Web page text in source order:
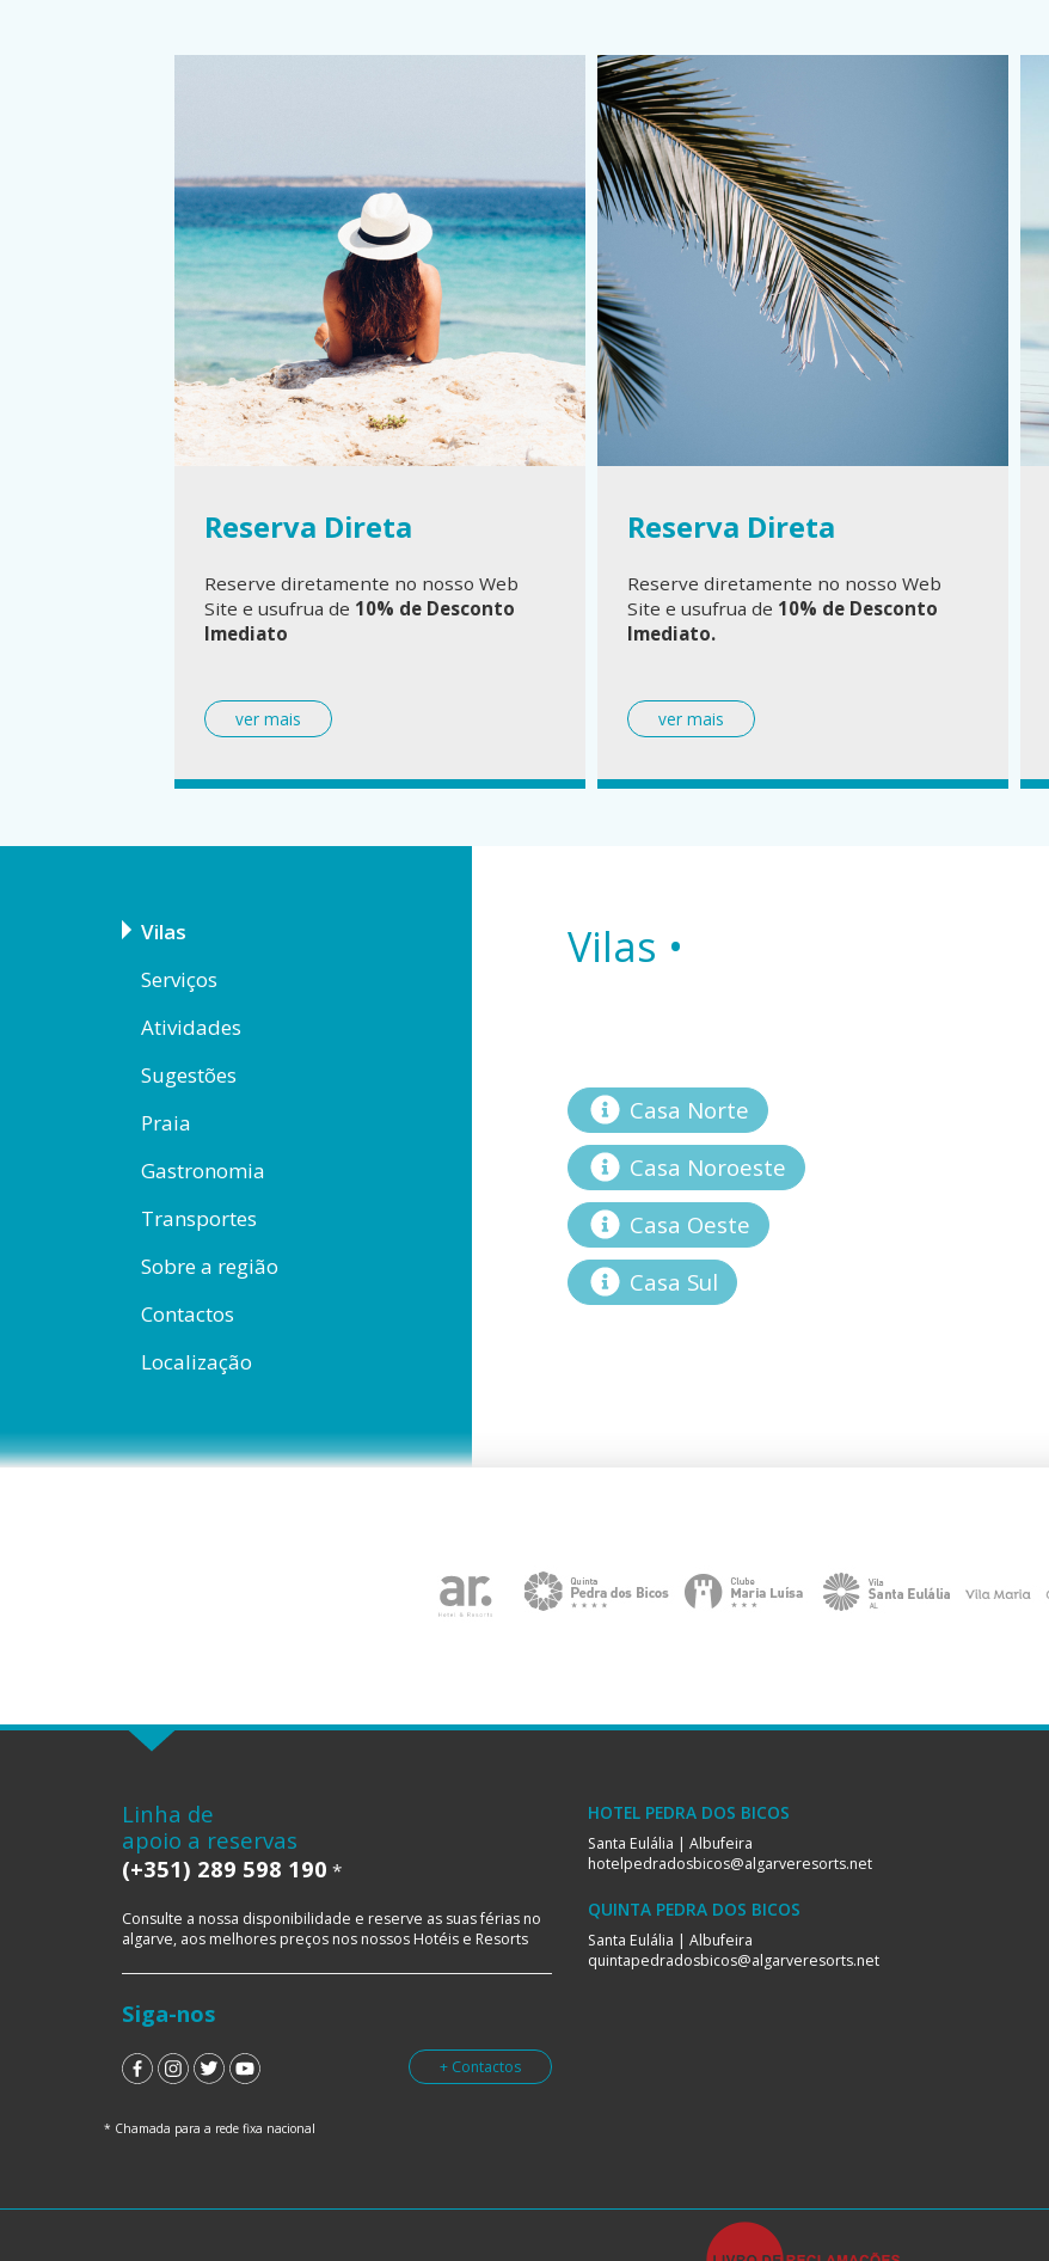
Reserva Direta
Reserve diretamente no nosso Web
Site e usufrua de 10% de Desconto
Imediato
Reserva Direta
Reserve diretamente no nosso Web
Site e usufrua de 10% de Desconto
Imediato.
Vilas
Serviços
Atividades
Sugestões
Praia
Gastronomia
Transportes
Sobre a região
Contactos
Localização
Vilas •
Casa Norte
Casa Noroeste
Casa Oeste
Casa Sul
Linha de
apoio a reservas
(+351) 289 598 190 *
Consulte a nossa disponibilidade e reserve as suas férias no
algarve, aos melhores preços nos nossos Hotéis e Resorts
Siga-nos
+ Contactos
HOTEL PEDRA DOS BICOS
Santa Eulália | Albufeira
hotelpedradosbicos@algarveresorts.net
QUINTA PEDRA DOS BICOS
Santa Eulália | Albufeira
quintapedradosbicos@algarveresorts.net
* Chamada para a rede fixa nacional